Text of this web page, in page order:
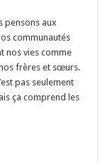
pensons aux
communautés
nos vies comme
frères et sœurs.
pas seulement
ça comprend les